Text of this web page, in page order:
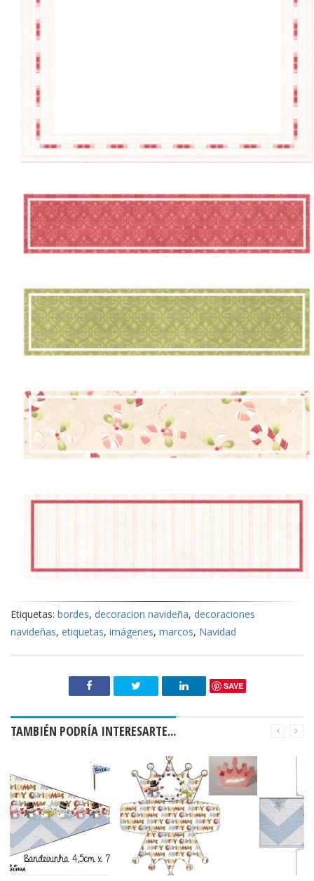
Etiquetas: bordes, decoracion navideña, decoraciones
navideñas, etiquetas, imágenes, marcos, Navidad
SAVE
TAMBIÉN PODRÍA INTERESARTE...